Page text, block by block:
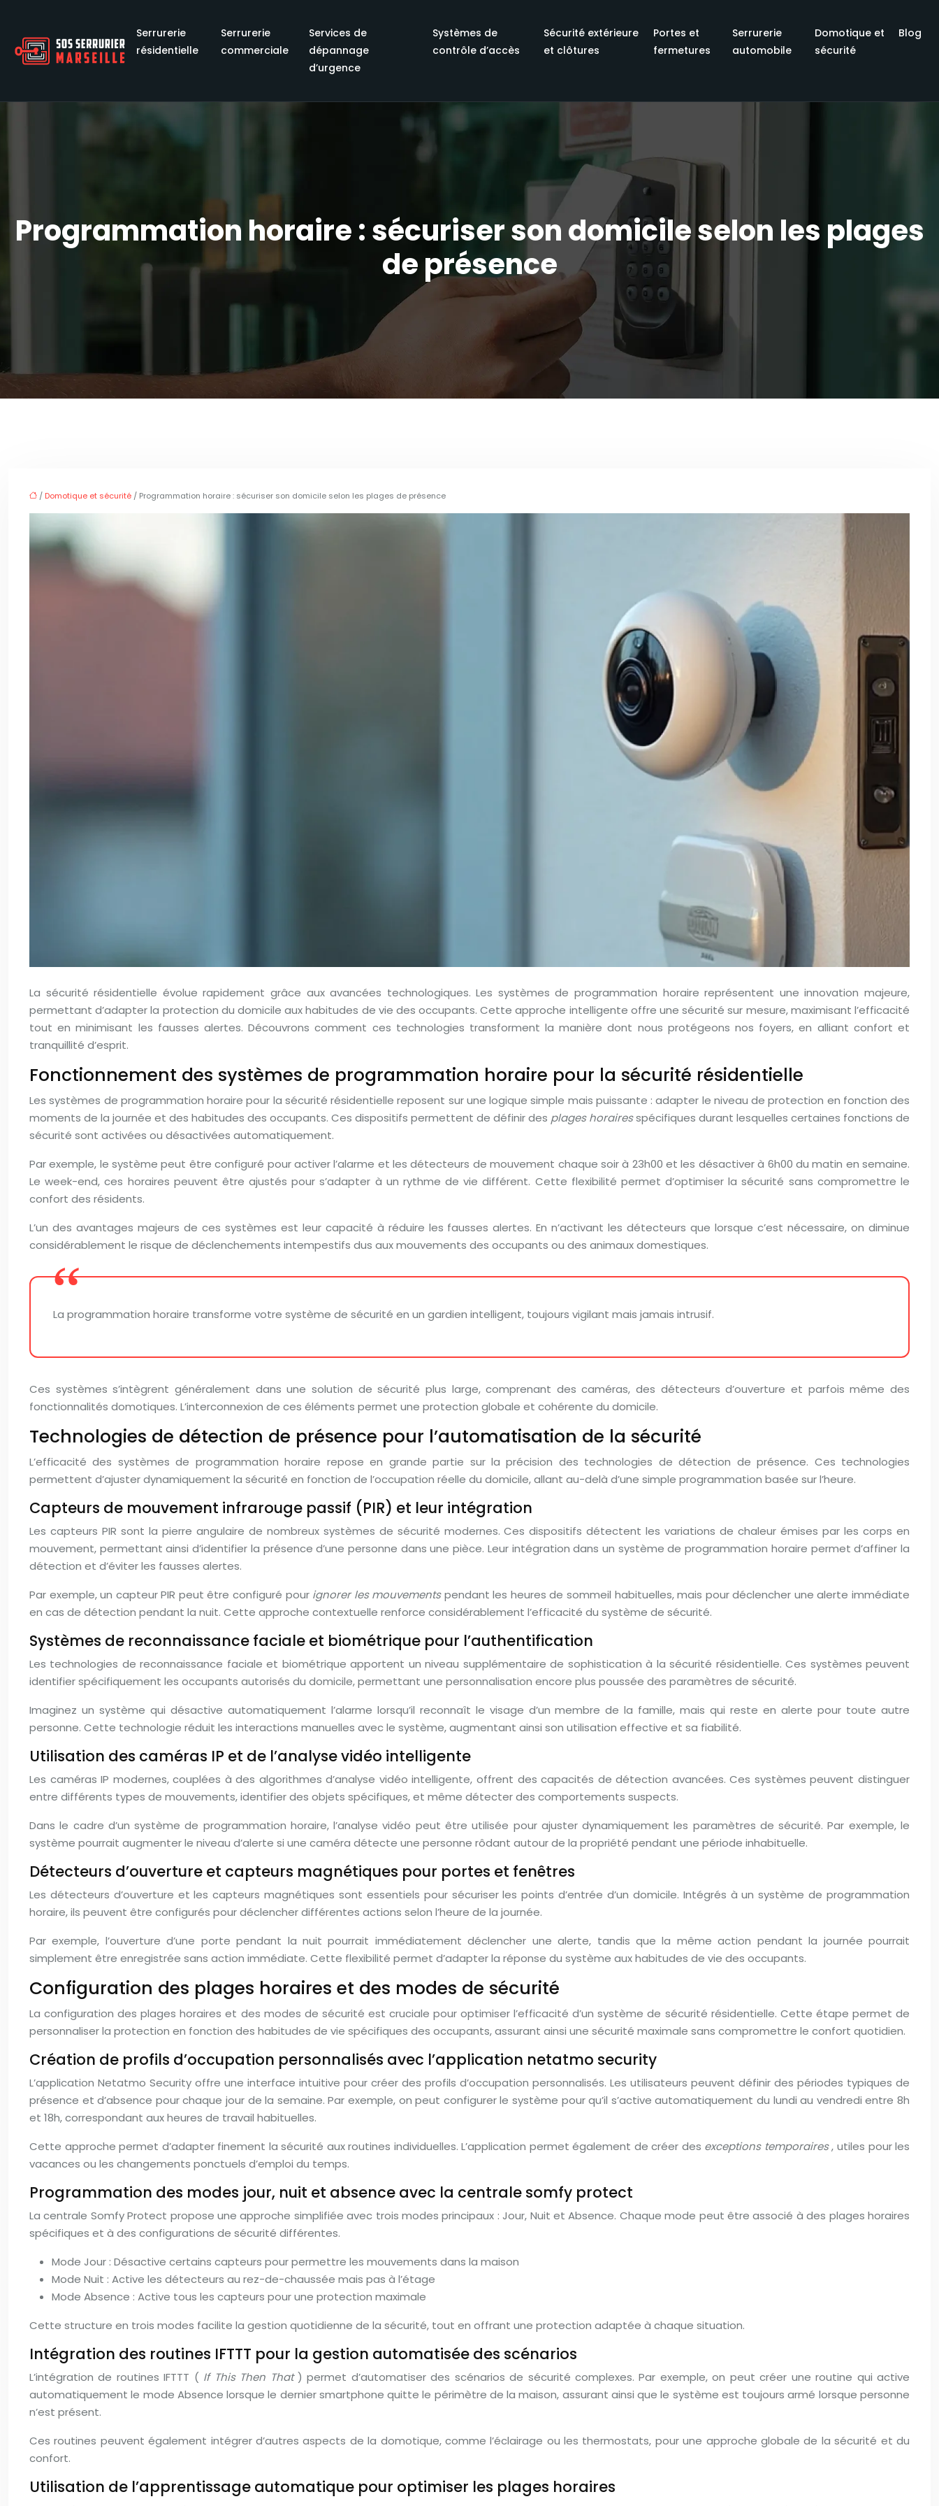
Serrurerie
résidentielle
Serrurerie
commerciale
Services de
dépannage
d’urgence
Systèmes de
contrôle d’accès
Sécurité extérieure
et clôtures
Portes et
fermetures
Serrurerie
automobile
Domotique et
sécurité
Blog
Programmation horaire : sécuriser son domicile selon les plages
de présence
/ Domotique et sécurité / Programmation horaire : sécuriser son domicile selon les plages de présence
La sécurité résidentielle évolue rapidement grâce aux avancées technologiques. Les systèmes de programmation horaire représentent une innovation majeure,
permettant d’adapter la protection du domicile aux habitudes de vie des occupants. Cette approche intelligente offre une sécurité sur mesure, maximisant l’efficacité
tout en minimisant les fausses alertes. Découvrons comment ces technologies transforment la manière dont nous protégeons nos foyers, en alliant confort et
tranquillité d’esprit.
Fonctionnement des systèmes de programmation horaire pour la sécurité résidentielle
Les systèmes de programmation horaire pour la sécurité résidentielle reposent sur une logique simple mais puissante : adapter le niveau de protection en fonction des
moments de la journée et des habitudes des occupants. Ces dispositifs permettent de définir des plages horairesspécifiques durant lesquelles certaines fonctions de
sécurité sont activées ou désactivées automatiquement.
Par exemple, le système peut être configuré pour activer l’alarme et les détecteurs de mouvement chaque soir à 23h00 et les désactiver à 6h00 du matin en semaine.
Le week-end, ces horaires peuvent être ajustés pour s’adapter à un rythme de vie différent. Cette flexibilité permet d’optimiser la sécurité sans compromettre le
confort des résidents.
L’un des avantages majeurs de ces systèmes est leur capacité à réduire les fausses alertes. En n’activant les détecteurs que lorsque c’est nécessaire, on diminue
considérablement le risque de déclenchements intempestifs dus aux mouvements des occupants ou des animaux domestiques.
La programmation horaire transforme votre système de sécurité en un gardien intelligent, toujours vigilant mais jamais intrusif.
Ces systèmes s’intègrent généralement dans une solution de sécurité plus large, comprenant des caméras, des détecteurs d’ouverture et parfois même des
fonctionnalités domotiques. L’interconnexion de ces éléments permet une protection globale et cohérente du domicile.
Technologies de détection de présence pour l’automatisation de la sécurité
L’efficacité des systèmes de programmation horaire repose en grande partie sur la précision des technologies de détection de présence. Ces technologies
permettent d’ajuster dynamiquement la sécurité en fonction de l’occupation réelle du domicile, allant au-delà d’une simple programmation basée sur l’heure.
Capteurs de mouvement infrarouge passif (PIR) et leur intégration
Les capteurs PIR sont la pierre angulaire de nombreux systèmes de sécurité modernes. Ces dispositifs détectent les variations de chaleur émises par les corps en
mouvement, permettant ainsi d’identifier la présence d’une personne dans une pièce. Leur intégration dans un système de programmation horaire permet d’affiner la
détection et d’éviter les fausses alertes.
Par exemple, un capteur PIR peut être configuré pour ignorer les mouvementspendant les heures de sommeil habituelles, mais pour déclencher une alerte immédiate
en cas de détection pendant la nuit. Cette approche contextuelle renforce considérablement l’efficacité du système de sécurité.
Systèmes de reconnaissance faciale et biométrique pour l’authentification
Les technologies de reconnaissance faciale et biométrique apportent un niveau supplémentaire de sophistication à la sécurité résidentielle. Ces systèmes peuvent
identifier spécifiquement les occupants autorisés du domicile, permettant une personnalisation encore plus poussée des paramètres de sécurité.
Imaginez un système qui désactive automatiquement l’alarme lorsqu’il reconnaît le visage d’un membre de la famille, mais qui reste en alerte pour toute autre
personne. Cette technologie réduit les interactions manuelles avec le système, augmentant ainsi son utilisation effective et sa fiabilité.
Utilisation des caméras IP et de l’analyse vidéo intelligente
Les caméras IP modernes, couplées à des algorithmes d’analyse vidéo intelligente, offrent des capacités de détection avancées. Ces systèmes peuvent distinguer
entre différents types de mouvements, identifier des objets spécifiques, et même détecter des comportements suspects.
Dans le cadre d’un système de programmation horaire, l’analyse vidéo peut être utilisée pour ajuster dynamiquement les paramètres de sécurité. Par exemple, le
système pourrait augmenter le niveau d’alerte si une caméra détecte une personne rôdant autour de la propriété pendant une période inhabituelle.
Détecteurs d’ouverture et capteurs magnétiques pour portes et fenêtres
Les détecteurs d’ouverture et les capteurs magnétiques sont essentiels pour sécuriser les points d’entrée d’un domicile. Intégrés à un système de programmation
horaire, ils peuvent être configurés pour déclencher différentes actions selon l’heure de la journée.
Par exemple, l’ouverture d’une porte pendant la nuit pourrait immédiatement déclencher une alerte, tandis que la même action pendant la journée pourrait
simplement être enregistrée sans action immédiate. Cette flexibilité permet d’adapter la réponse du système aux habitudes de vie des occupants.
Configuration des plages horaires et des modes de sécurité
La configuration des plages horaires et des modes de sécurité est cruciale pour optimiser l’efficacité d’un système de sécurité résidentielle. Cette étape permet de
personnaliser la protection en fonction des habitudes de vie spécifiques des occupants, assurant ainsi une sécurité maximale sans compromettre le confort quotidien.
Création de profils d’occupation personnalisés avec l’application netatmo security
L’application Netatmo Security offre une interface intuitive pour créer des profils d’occupation personnalisés. Les utilisateurs peuvent définir des périodes typiques de
présence et d’absence pour chaque jour de la semaine. Par exemple, on peut configurer le système pour qu’il s’active automatiquement du lundi au vendredi entre 8h
et 18h, correspondant aux heures de travail habituelles.
Cette approche permet d’adapter finement la sécurité aux routines individuelles. L’application permet également de créer des exceptions temporaires, utiles pour les
vacances ou les changements ponctuels d’emploi du temps.
Programmation des modes jour, nuit et absence avec la centrale somfy protect
La centrale Somfy Protect propose une approche simplifiée avec trois modes principaux : Jour, Nuit et Absence. Chaque mode peut être associé à des plages horaires
spécifiques et à des configurations de sécurité différentes.
Mode Jour : Désactive certains capteurs pour permettre les mouvements dans la maison
Mode Nuit : Active les détecteurs au rez-de-chaussée mais pas à l’étage
Mode Absence : Active tous les capteurs pour une protection maximale
Cette structure en trois modes facilite la gestion quotidienne de la sécurité, tout en offrant une protection adaptée à chaque situation.
Intégration des routines IFTTT pour la gestion automatisée des scénarios
L’intégration de routines IFTTT ( If This Then That) permet d’automatiser des scénarios de sécurité complexes. Par exemple, on peut créer une routine qui active
automatiquement le mode Absence lorsque le dernier smartphone quitte le périmètre de la maison, assurant ainsi que le système est toujours armé lorsque personne
n’est présent.
Ces routines peuvent également intégrer d’autres aspects de la domotique, comme l’éclairage ou les thermostats, pour une approche globale de la sécurité et du
confort.
Utilisation de l’apprentissage automatique pour optimiser les plages horaires